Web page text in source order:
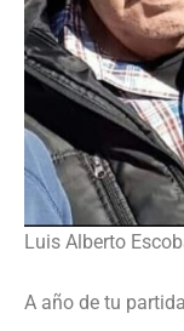
Luis Alberto
A año de tu